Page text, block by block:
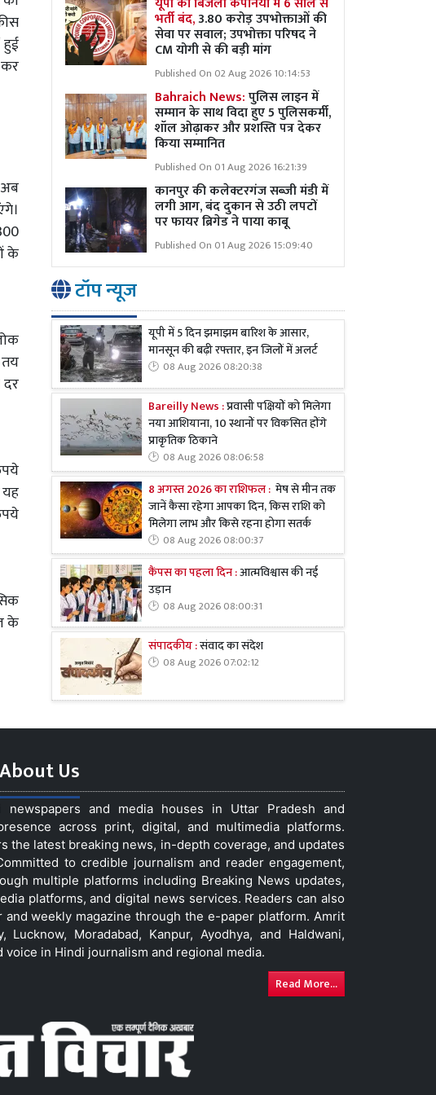
के
के
भर्ती बंद,3.80 करोड़ उपभोक्ताओं की
सेवा पर सवाल; उपभोक्ता परिषद ने
CM योगी से की बड़ी मांग
Published On 02 Aug 2026 10:14:53
Bahraich News:पुलिस लाइन में
सम्मान के साथ विदा हुए 5 पुलिसकर्मी,
शॉल ओढ़ाकर और प्रशस्ति पत्र देकर
किया सम्मानित
Published On 01 Aug 2026 16:21:39
कानपुर की कलेक्टरगंज सब्जी मंडी में
लगी आग, बंद दुकान से उठी लपटों
पर फायर ब्रिगेड ने पाया काबू
Published On 01 Aug 2026 15:09:40
टॉप न्यूज
यूपी में 5 दिन झमाझम बारिश के आसार,
मानसून की बढ़ी रफ्तार, इन जिलों में अलर्ट
08 Aug 2026 08:20:38
Bareilly News :प्रवासी पक्षियों को मिलेगा
नया आशियाना, 10 स्थानों पर विकसित होंगे
प्राकृतिक ठिकाने
08 Aug 2026 08:06:58
8 अगस्त 2026 का राशिफल : मेष से मीन तक
जानें कैसा रहेगा आपका दिन, किस राशि को
मिलेगा लाभ और किसे रहना होगा सतर्क
08 Aug 2026 08:00:37
कैंपस का पहला दिन :आत्मविश्वास की नई
उड़ान
08 Aug 2026 08:00:31
संपादकीय :संवाद का संदेश
08 Aug 2026 07:02:12
About Us
and media houses in Uttar Pradesh and
across print, digital, and multimedia platforms.
the latest breaking news, in-depth coverage, and updates
to credible journalism and reader engagement,
multiple platforms including Breaking News updates,
platforms, and digital news services. Readers can also
weekly magazine through the e-paper platform. Amrit
Moradabad, Kanpur, Ayodhya, and Haldwani,
in Hindi journalism and regional media.
Read More...